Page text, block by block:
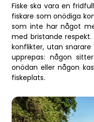
Fiske ska vara en
fiskare som onödiga
som inte har något
med bristande
konflikter, utan
upprepas: någon
onödan eller någon
fiskeplats.